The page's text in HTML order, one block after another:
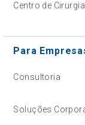
Centro de
Para
Consultoria
Soluções